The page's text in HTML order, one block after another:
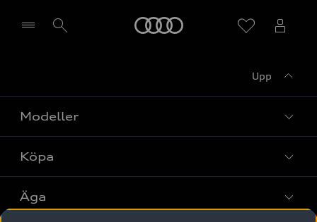
Upp
Modeller
Alla modeller
Elbilar
Köpa
Privaterbjudanden
Äga